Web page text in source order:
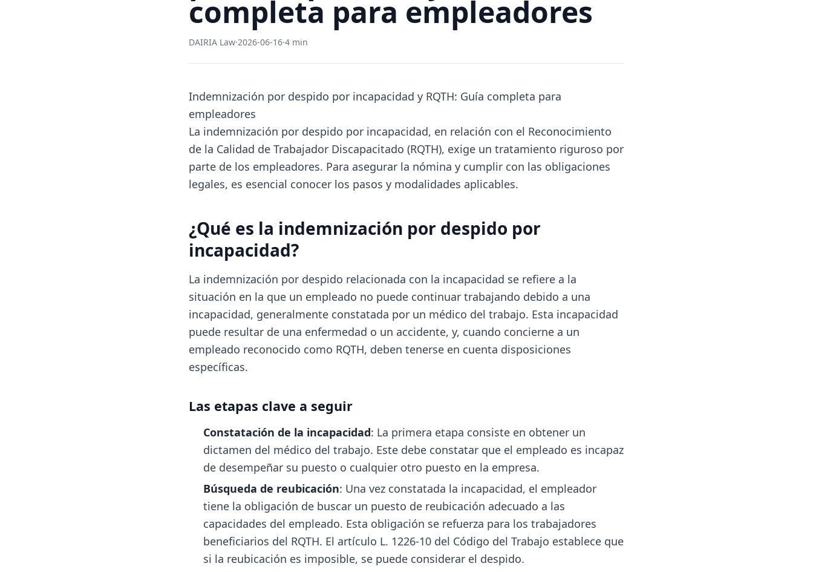
completa para empleadores
DAIRIA Law·2026-06-16·4 min
Indemnización por despido por incapacidad y RQTH: Guía completa para
empleadores
La indemnización por despido por incapacidad, en relación con el Reconocimiento
de la Calidad de Trabajador Discapacitado (RQTH), exige un tratamiento riguroso por
parte de los empleadores. Para asegurar la nómina y cumplir con las obligaciones
legales, es esencial conocer los pasos y modalidades aplicables.
¿Qué es la indemnización por despido por
incapacidad?
La indemnización por despido relacionada con la incapacidad se refiere a la
situación en la que un empleado no puede continuar trabajando debido a una
incapacidad, generalmente constatada por un médico del trabajo. Esta incapacidad
puede resultar de una enfermedad o un accidente, y, cuando concierne a un
empleado reconocido como RQTH, deben tenerse en cuenta disposiciones
específicas.
Las etapas clave a seguir
Constatación de la incapacidad: La primera etapa consiste en obtener un
dictamen del médico del trabajo. Este debe constatar que el empleado es incapaz
de desempeñar su puesto o cualquier otro puesto en la empresa.
Búsqueda de reubicación: Una vez constatada la incapacidad, el empleador
tiene la obligación de buscar un puesto de reubicación adecuado a las
capacidades del empleado. Esta obligación se refuerza para los trabajadores
beneficiarios del RQTH. El artículo L. 1226-10 del Código del Trabajo establece que
si la reubicación es imposible, se puede considerar el despido.